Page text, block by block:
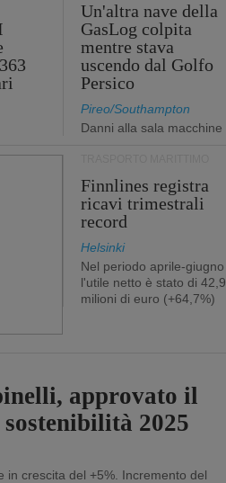
Un'altra nave della
GasLog colpita
mentre stava
uscendo dal Golfo
Persico
Pireo/Southampton
Danni alla sala macchine
Finnlines registra
ricavi trimestrali
record
Helsinki
Nel periodo aprile-giugno
l'utile netto è stato di 42,9
milioni di euro (+64,7%)
approvato il
2025
in crescita del +5%. Incremento del